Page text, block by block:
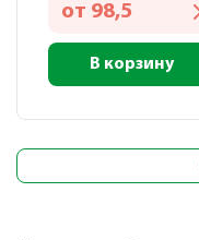
от 98,5
В корзину